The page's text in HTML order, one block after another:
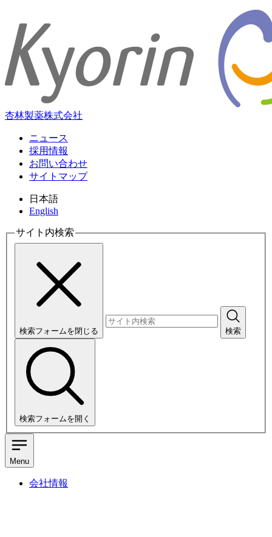
杏林製薬株式会社
ニュース
採用情報
お問い合わせ
サイトマップ
日本語
English
サイト内検索
検索フォームを閉じる 検索
検索フォームを開く
Menu
会社情報